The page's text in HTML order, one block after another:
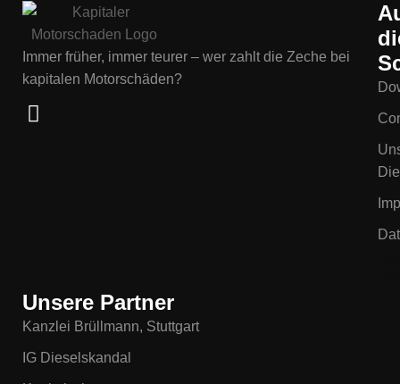
Immer früher, immer teurer – wer zahlt die Zeche bei
kapitalen Motorschäden?
Unsere Partner
Kanzlei Brüllmann, Stuttgart
IG Dieselskandal